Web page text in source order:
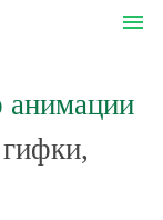
menu
анимации